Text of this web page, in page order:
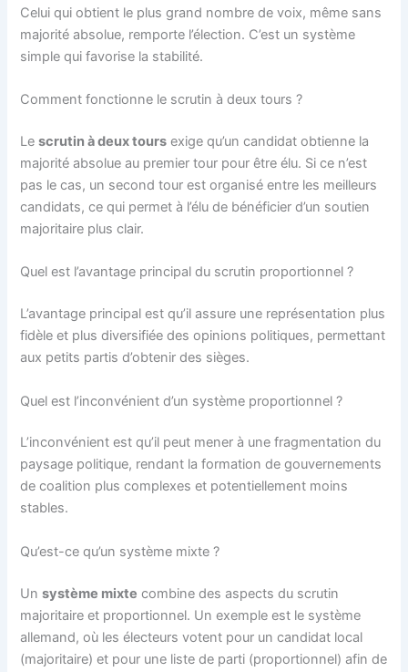
Celui qui obtient le plus grand nombre de voix, même sans
majorité absolue, remporte l’élection. C’est un système
simple qui favorise la stabilité.
Comment fonctionne le scrutin à deux tours ?
Lescrutin à deux tours exige qu’un candidat obtienne la
majorité absolue au premier tour pour être élu. Si ce n’est
pas le cas, un second tour est organisé entre les meilleurs
candidats, ce qui permet à l’élu de bénéficier d’un soutien
majoritaire plus clair.
Quel est l’avantage principal du scrutin proportionnel ?
L’avantage principal est qu’il assure une représentation plus
fidèle et plus diversifiée des opinions politiques, permettant
aux petits partis d’obtenir des sièges.
Quel est l’inconvénient d’un système proportionnel ?
L’inconvénient est qu’il peut mener à une fragmentation du
paysage politique, rendant la formation de gouvernements
de coalition plus complexes et potentiellement moins
stables.
Qu’est-ce qu’un système mixte ?
Unsystème mixte combine des aspects du scrutin
majoritaire et proportionnel. Un exemple est le système
allemand, où les électeurs votent pour un candidat local
(majoritaire) et pour une liste de parti (proportionnel) afin de